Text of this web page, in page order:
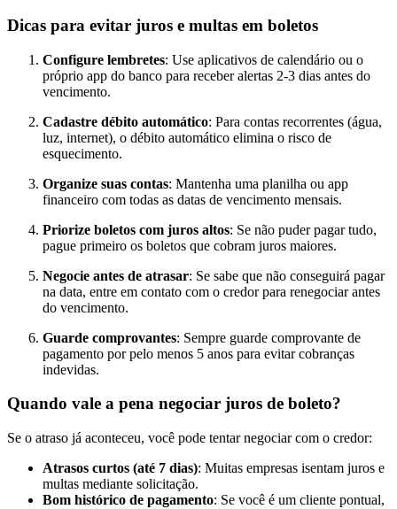
Dicas para evitar juros e multas em boletos
Configure lembretes: Use aplicativos de calendário ou o
próprio app do banco para receber alertas 2-3 dias antes do
vencimento.
Cadastre débito automático: Para contas recorrentes (água,
luz, internet), o débito automático elimina o risco de
esquecimento.
Organize suas contas: Mantenha uma planilha ou app
financeiro com todas as datas de vencimento mensais.
Priorize boletos com juros altos: Se não puder pagar tudo,
pague primeiro os boletos que cobram juros maiores.
Negocie antes de atrasar: Se sabe que não conseguirá pagar
na data, entre em contato com o credor para renegociar antes
do vencimento.
Guarde comprovantes: Sempre guarde comprovante de
pagamento por pelo menos 5 anos para evitar cobranças
indevidas.
Quando vale a pena negociar juros de boleto?
Se o atraso já aconteceu, você pode tentar negociar com o credor:
Atrasos curtos (até 7 dias): Muitas empresas isentam juros e
multas mediante solicitação.
Bom histórico de pagamento: Se você é um cliente pontual,